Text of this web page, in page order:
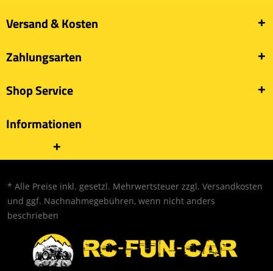
Versand & Kosten
Zahlungsarten
Shop Service
Informationen
* Alle Preise inkl. gesetzl. Mehrwertsteuer zzgl. Versandkosten
und ggf. Nachnahmegebühren, wenn nicht anders
beschrieben